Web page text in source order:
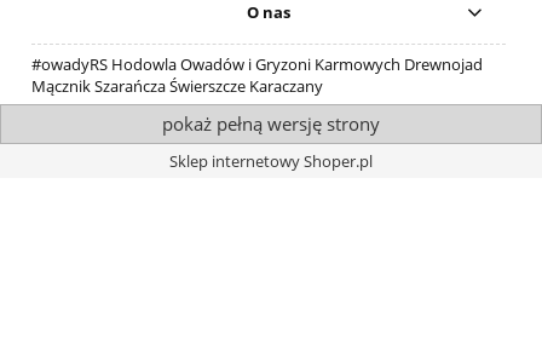
O nas
#owadyRS Hodowla Owadów i Gryzoni Karmowych Drewnojad
Mącznik Szarańcza Świerszcze Karaczany
pokaż pełną wersję strony
Sklep internetowy Shoper.pl